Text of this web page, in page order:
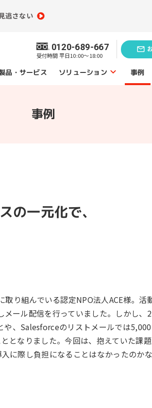
逃さない
0120-689-667
受付時間 平日10:00～18:00
品・サービス ソリューション
Webサイト制作
事例
事例
の一元化で、
り組んでいる認定NPO法人ACE様。活
ール配信を行っていました。しかし、
や、Salesforceのリストメールでは
となりました。今回は、抱えていた課
に際し負担になることはなかったのか